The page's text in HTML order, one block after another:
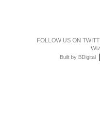
FOLLOW US ON
Built by BDigital|